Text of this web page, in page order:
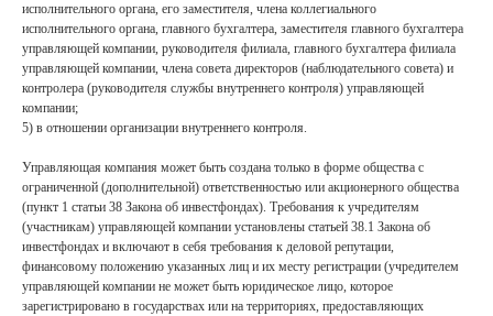
исполнительного органа, его заместителя, члена коллегиального
исполнительного органа, главного бухгалтера, заместителя главного бухгалтера
управляющей компании, руководителя филиала, главного бухгалтера филиала
управляющей компании, члена совета директоров (наблюдательного совета) и
контролера (руководителя службы внутреннего контроля) управляющей
компании;
5) в отношении организации внутреннего контроля.
Управляющая компания может быть создана только в форме общества с
ограниченной (дополнительной) ответственностью или акционерного общества
(пункт 1 статьи 38 Закона об инвестфондах). Требования к учредителям
(участникам) управляющей компании установлены статьей 38.1 Закона об
инвестфондах и включают в себя требования к деловой репутации,
финансовому положению указанных лиц и их месту регистрации (учредителем
управляющей компании не может быть юридическое лицо, которое
зарегистрировано в государствах или на территориях, предоставляющих